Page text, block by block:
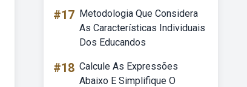
#17 Metodologia Que Considera
As Características Individuais
Dos Educandos
#18 Calcule As Expressões
Abaixo E Simplifique O